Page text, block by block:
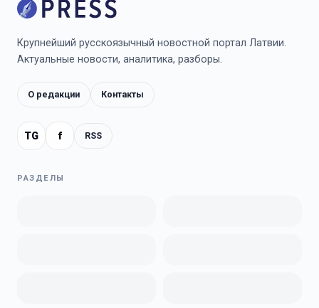
Крупнейший русскоязычный новостной портал Латвии.
Актуальные новости, аналитика, разборы.
О редакции Контакты
TG f RSS
РАЗДЕЛЫ